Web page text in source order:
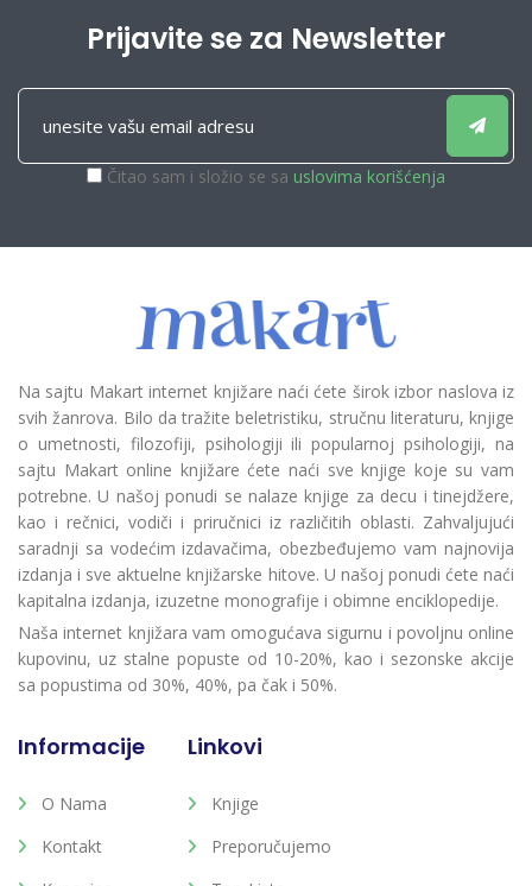
Prijavite se za Newsletter
Čitao sam i složio se sa uslovima korišćenja
Na sajtu Makart internet knjižare naći ćete širok izbor naslova iz
svih žanrova. Bilo da tražite beletristiku, stručnu literaturu, knjige
o umetnosti, filozofiji, psihologiji ili popularnoj psihologiji, na
sajtu Makart online knjižare ćete naći sve knjige koje su vam
potrebne. U našoj ponudi se nalaze knjige za decu i tinejdžere,
kao i rečnici, vodiči i priručnici iz različitih oblasti. Zahvaljujući
saradnji sa vodećim izdavačima, obezbeđujemo vam najnovija
izdanja i sve aktuelne knjižarske hitove. U našoj ponudi ćete naći
kapitalna izdanja, izuzetne monografije i obimne enciklopedije.
Naša internet knjižara vam omogućava sigurnu i povoljnu online
kupovinu, uz stalne popuste od 10-20%, kao i sezonske akcije
sa popustima od 30%, 40%, pa čak i 50%.
Informacije
O Nama
Kontakt
Linkovi
Knjige
Preporučujemo